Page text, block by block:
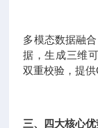
多模态数据融
据，生成三维
双重校验，提
三、四大核心优